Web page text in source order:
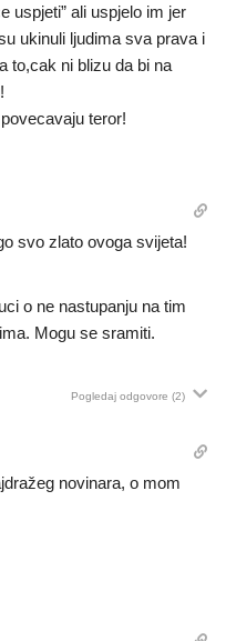
uspjeti” ali uspjelo im jer
ukinuli ljudima sva prava i
to,cak ni blizu da bi na
teror!
svo zlato ovoga svijeta!
o ne nastupanju na tim
Mogu se sramiti.
Pogledaj odgovore (2)
novinara, o mom